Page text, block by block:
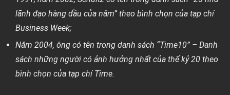
lãnh đạo hàng đầu của năm” theo bình chọn của tạp chí
Business Week;
Năm 2004, ông có tên trong danh sách “Time10” – Danh
sách những người có ảnh hưởng nhất của thế kỷ 20 theo
bình chọn của tạp chí Time.